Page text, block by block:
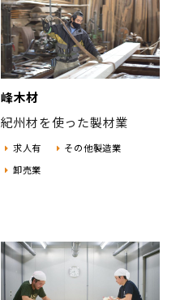
峰木材
紀州材を使った製材業
求人有
その他製造業
卸売業